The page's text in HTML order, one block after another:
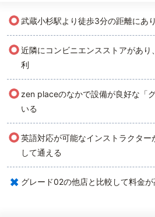
○武蔵小杉駅より徒歩3分の距離にあ
○近隣にコンビニエンスストアがあ
利
○ zen placeのなかで設備が良好な「
いる
○英語対応が可能なインストラクタ
して通える
× グレード02の他店と比較して料金